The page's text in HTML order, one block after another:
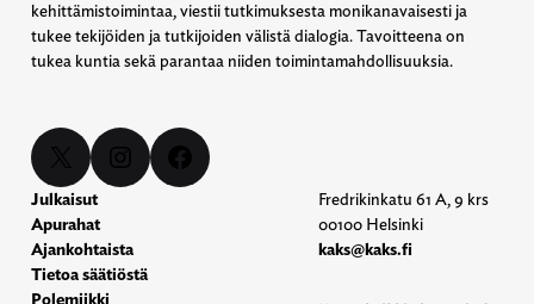
kehittämistoimintaa, viestii tutkimuksesta monikanavaisesti ja
tukee tekijöiden ja tutkijoiden välistä dialogia. Tavoitteena on
tukea kuntia sekä parantaa niiden toimintamahdollisuuksia.
X Instagram Facebook
Julkaisut
Apurahat
Ajankohtaista
Tietoa säätiöstä
Polemiikki
Fredrikinkatu 61 A, 9 krs
00100 Helsinki
kaks@kaks.fi